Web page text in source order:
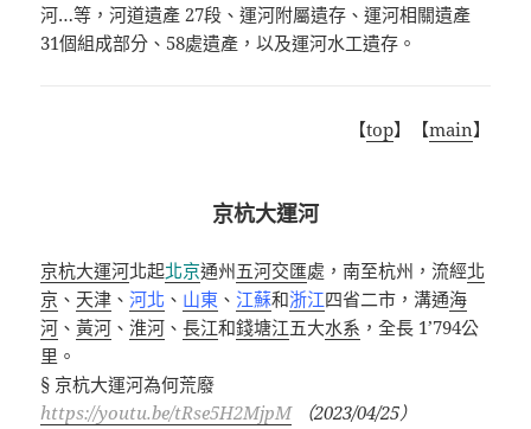
河…等，河道遺產 27段、運河附屬遺存、運河相關遺產
31個組成部分、 58處遺產，以及運河水工遺存。
【top】【main】
京杭大運河
京杭大運河北起北京通州五河交匯處，南至杭州，流經北
京 、 天津 、河北 、 山東 、江蘇和浙江四省二市，溝通海
河 、黃河 、淮河 、長江和錢塘江五大水系 ，全長 1’794公
里 。
§ 京杭大運河為何荒廢
https://youtu.be/tRse5H2MjpM
（2023/04/25）